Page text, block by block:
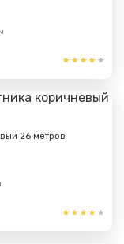
26 метров